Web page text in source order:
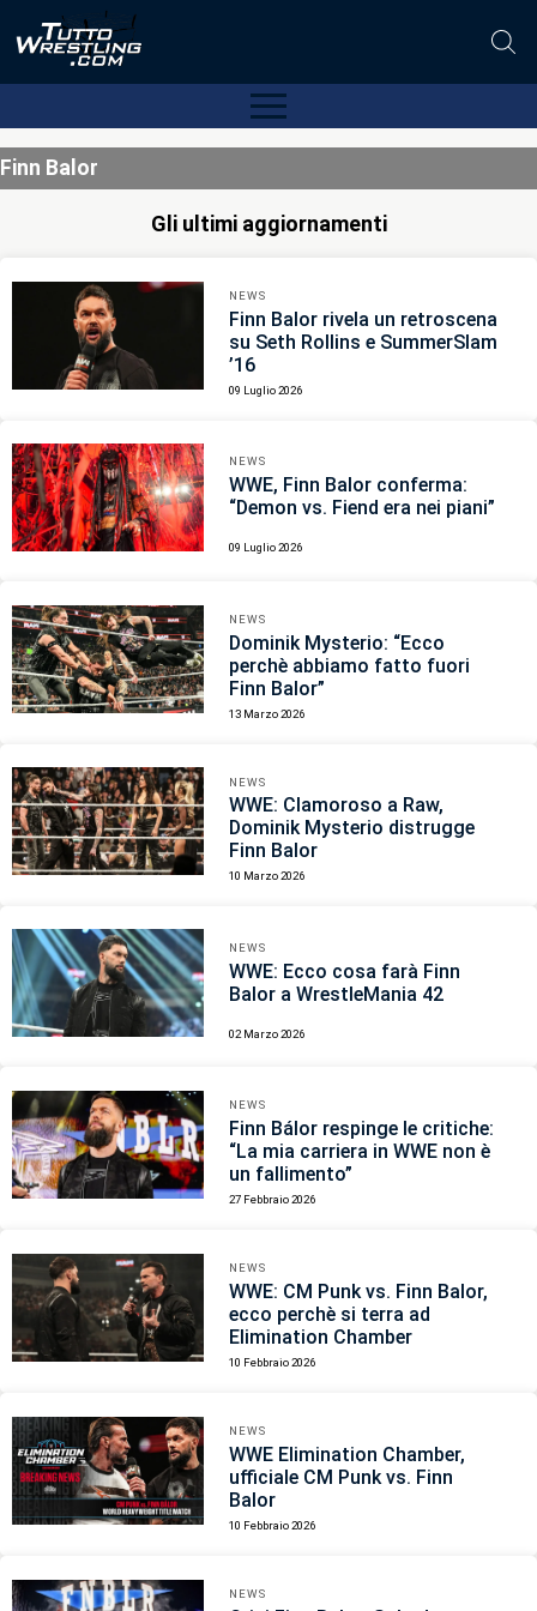
Finn Balor
Gli ultimi aggiornamenti
NEWS
Finn Balor rivela un retroscena
su Seth Rollins e SummerSlam
’16
09 Luglio 2026
NEWS
WWE, Finn Balor conferma:
“Demon vs. Fiend era nei piani”
09 Luglio 2026
NEWS
Dominik Mysterio: “Ecco
perchè abbiamo fatto fuori
Finn Balor”
13 Marzo 2026
NEWS
WWE: Clamoroso a Raw,
Dominik Mysterio distrugge
Finn Balor
10 Marzo 2026
NEWS
WWE: Ecco cosa farà Finn
Balor a WrestleMania 42
02 Marzo 2026
NEWS
Finn Bálor respinge le critiche:
“La mia carriera in WWE non è
un fallimento”
27 Febbraio 2026
NEWS
WWE: CM Punk vs. Finn Balor,
ecco perchè si terra ad
Elimination Chamber
10 Febbraio 2026
NEWS
WWE Elimination Chamber,
ufficiale CM Punk vs. Finn
Balor
10 Febbraio 2026
NEWS